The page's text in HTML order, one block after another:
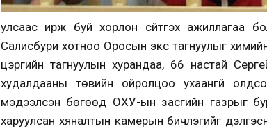
улсаас ирж буй хорлон сүйтгэх ажиллагаа
Салисбури хотноо Оросын экс тагнуулыг
цэргийн тагнуулын хурандаа, 66 настай
худалдааны төвийн ойролцоо ухаангүй
мэдээлсэн бөгөөд ОХУ-ын засгийн газрыг
харуулсан хяналтын камерын бичлэгийг